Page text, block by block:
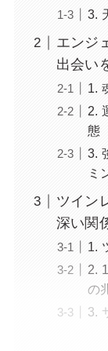
3.
エンジ
出会い
1.
2.
態
3.
ミ
ツイン
深い関
1.
2.
の
3.